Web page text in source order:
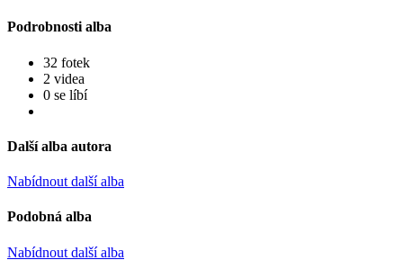
Podrobnosti alba
32 fotek
2 videa
0 se líbí
Další alba autora
Nabídnout další alba
Podobná alba
Nabídnout další alba